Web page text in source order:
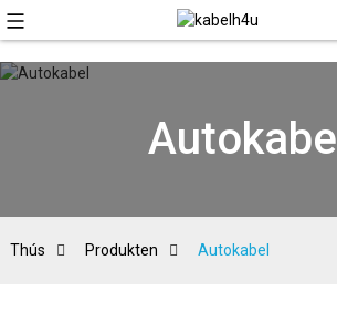
Autokabel
Thús Produkten Autokabel